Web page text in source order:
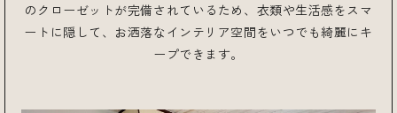
のクローゼットが完備されているため、衣類や生活感をスマ
ートに隠して、お洒落なインテリア空間をいつでも綺麗にキ
ープできます。